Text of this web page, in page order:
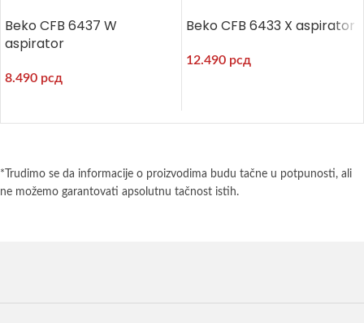
Beko CFB 6437 W
aspirator
8.490 рсд
Beko CFB 6433 X aspirator
12.490 рсд
*Trudimo se da informacije o proizvodima budu tačne u potpunosti, ali
ne možemo garantovati apsolutnu tačnost istih.